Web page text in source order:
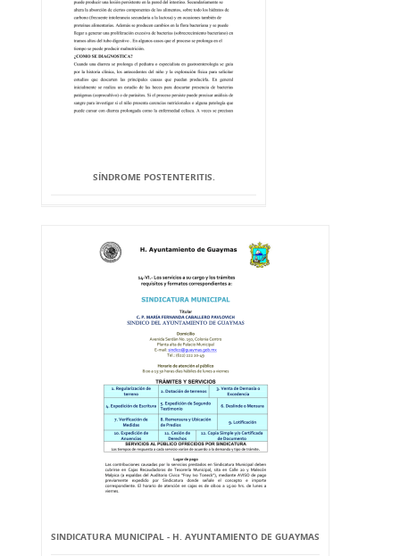
SÍNDROME POSTENTERITIS.
SINDICATURA MUNICIPAL - H. AYUNTAMIENTO DE GUAYMAS